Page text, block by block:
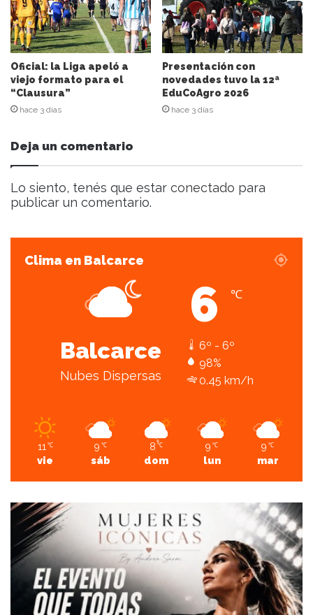
r
r
e
o
e
l
e
c
ó
n
i
c
Oficial: la Liga apeló a
viejo formato para el
“Clausura”
hace 3 días
Presentación con
novedades tuvo la 12ª
EduCoAgro 2026
hace 3 días
Deja un comentario
Lo siento, tenés que estar conectado para
publicar un comentario.
Clima en Balcarce
Balcarce
Nubes Dispersas
6 ℃
6º - 6º
98%
0.45 km/h
11 ℃
vie
9 ℃
sáb
8 ℃
dom
9 ℃
lun
9 ℃
mar